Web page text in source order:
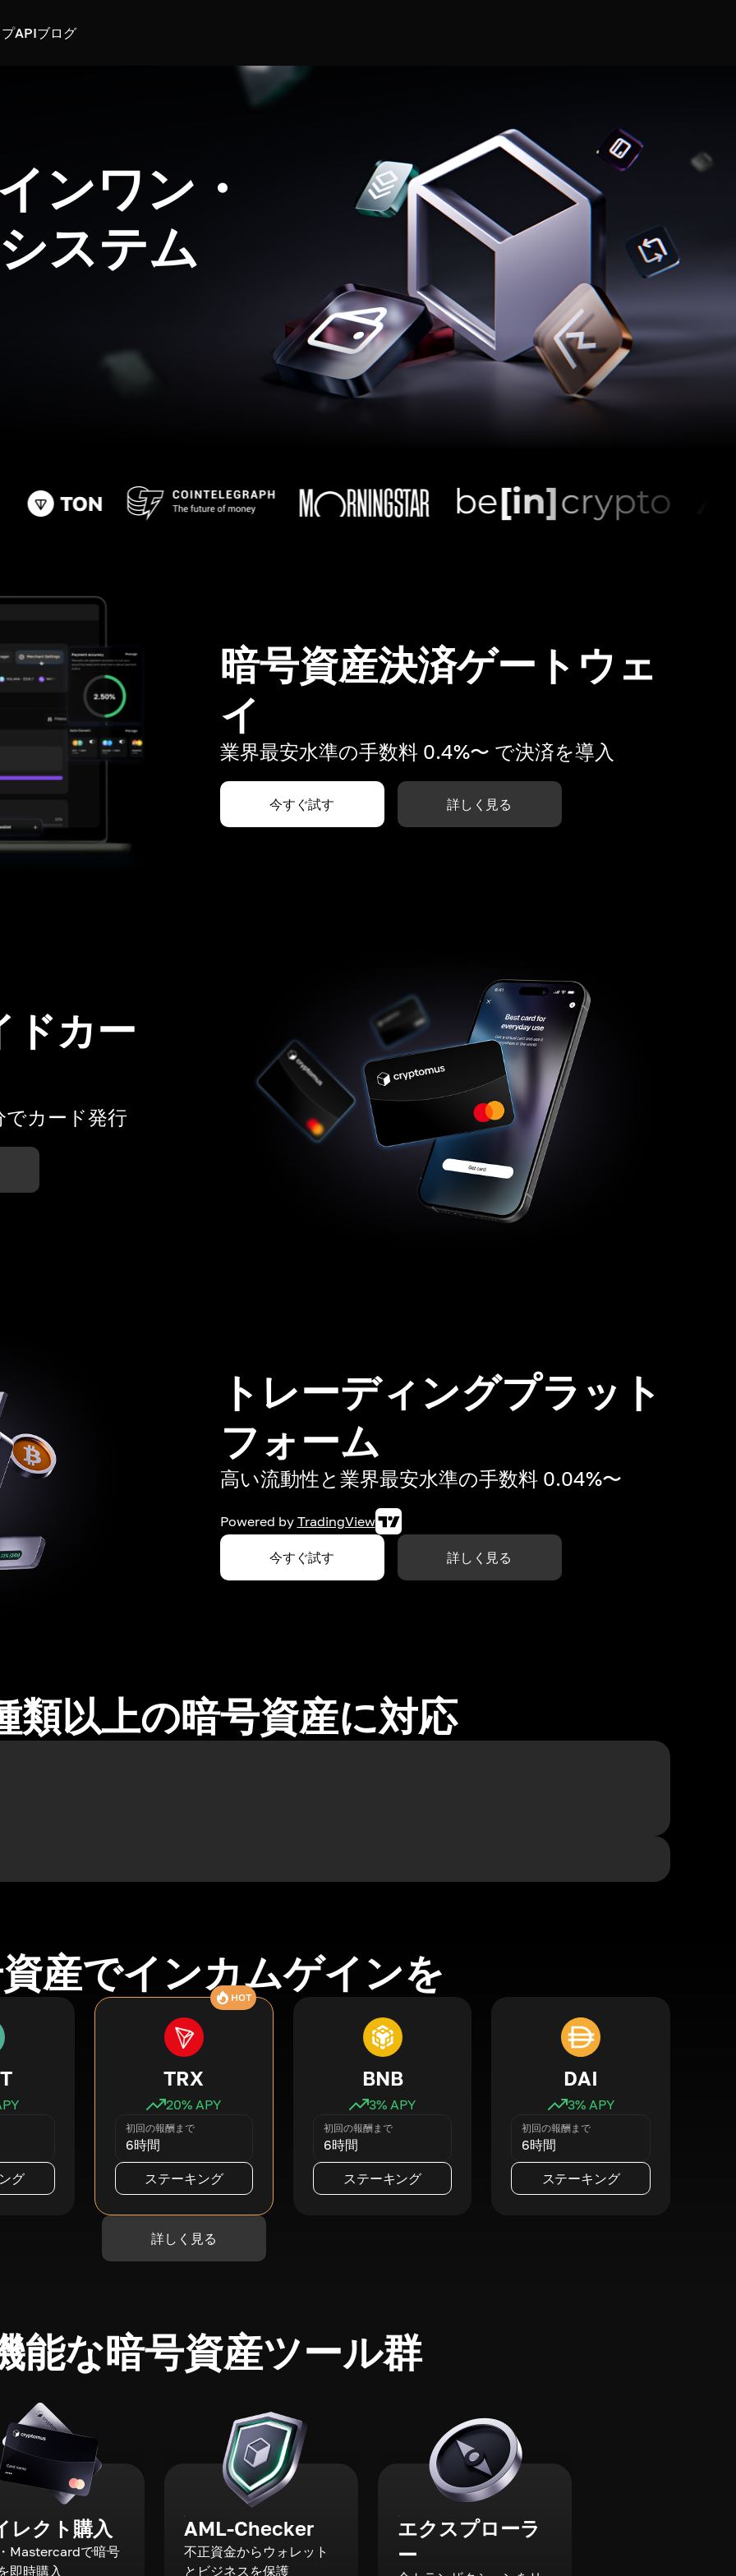
APIブログ
ンワン・
ステム
暗号資産決済ゲートウェ
イ
業界最安水準の手数料 0.4%〜 で決済を導入
今すぐ試す 詳しく見る
ドカー
でカード発行
トレーディングプラット
フォーム
高い流動性と業界最安水準の手数料 0.04%〜
Powered by TradingView
今すぐ試す 詳しく見る
類以上の暗号資産に対応
産でインカムゲインを
グ
HOT
TRX
20% APY
初回の報酬まで
6時間
ステーキング
BNB
3% APY
初回の報酬まで
6時間
ステーキング
DAI
3% APY
初回の報酬まで
6時間
ステーキング
詳しく見る
能な暗号資産ツール群
レクト購入
Mastercardで暗号
即時購入
AML-Checker
不正資金からウォレット
とビジネスを保護
エクスプローラ
ー